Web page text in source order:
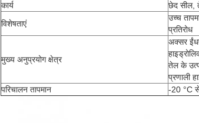
कार्य
छेद सील,
विशेषताएं
उच्च
प्रतिरोध
मुख्य अनुप्रयोग क्षेत्र
अक्सर
तेल के
प्रणाली
परिचालन तापमान
-20 °C